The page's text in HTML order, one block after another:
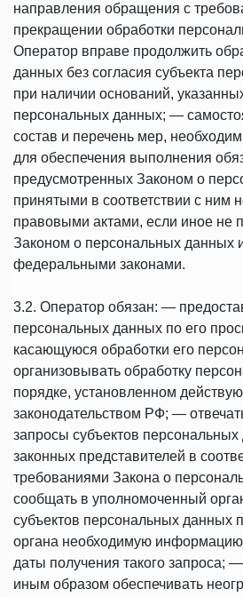
направления обращения с
прекращении обработки
Оператор вправе продолжить
данных без согласия субъекта
при наличии оснований,
персональных данных; —
состав и перечень мер,
для обеспечения выполнения
предусмотренных Законом о
принятыми в соответствии с ним
правовыми актами, если иное не
Законом о персональных данных
федеральными законами.
3.2. Оператор обязан: —
персональных данных по его
касающуюся обработки его
организовывать обработку
порядке, установленном
законодательством РФ; —
запросы субъектов
законных представителей в
требованиями Закона о
сообщать в уполномоченный
субъектов персональных данных
органа необходимую информацию
даты получения такого запроса;
иным образом обеспечивать